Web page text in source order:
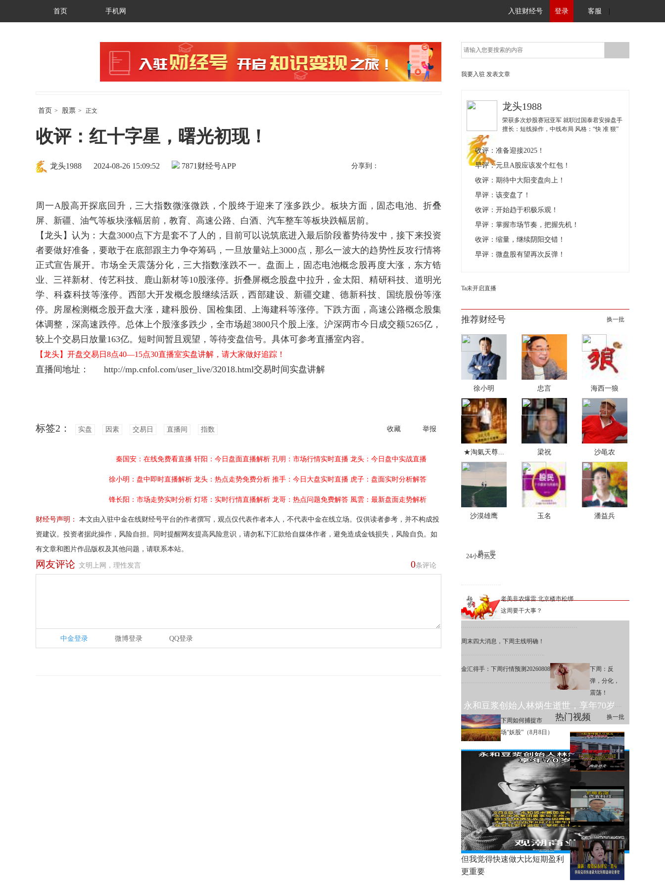
首页 手机网 入驻财经号 登录 客服
首页 > 股票 > 正文
收评：红十字星，曙光初现！
财经号APP
龙头1988 2024-08-26 15:09:52 7871 分享到：
周一A股高开探底回升，三大指数微涨微跌，个股终于迎来了涨多跌少。板块方面，固态电池、折叠
屏、新疆、油气等板块涨幅居前，教育、高速公路、白酒、汽车整车等板块跌幅居前。
【龙头】认为：大盘3000点下方是套不了人的，目前可以说筑底进入最后阶段蓄势待发中，接下来投资
者要做好准备，要敢于在底部跟主力争夺筹码，一旦放量站上3000点，那么一波大的趋势性反攻行情将
正式宣告展开。市场全天震荡分化，三大指数涨跌不一。盘面上，固态电池概念股再度大涨，东方锆
业、三祥新材、传艺科技、鹿山新材等10股涨停。折叠屏概念股盘中拉升，金太阳、精研科技、道明光
学、科森科技等涨停。西部大开发概念股继续活跃，西部建设、新疆交建、德新科技、国统股份等涨
停。房屋检测概念股开盘大涨，建科股份、国检集团、上海建科等涨停。下跌方面，高速公路概念股集
体调整，深高速跌停。总体上个股涨多跌少，全市场超3800只个股上涨。沪深两市今日成交额5265亿，
较上个交易日放量163亿。短时间暂且观望，等待变盘信号。具体可参考直播室内容。
【龙头】开盘交易日8点40—15点30直播室实盘讲解，请大家做好追踪！
直播间地址： http://mp.cnfol.com/user_live/32018.html交易时间实盘讲解
收藏 举报
标签2： 实盘 因素 交易日 直播间 指数
秦国安：在线免费看直播 轩阳：今日盘面直播解析 孔明：市场行情实时直播 龙头：今日盘中实战直播
徐小明：盘中即时直播解析 龙头：热点走势免费分析 推手：今日大盘实时直播 虎子：盘面实时分析解答
锋长阳：市场走势实时分析 灯塔：实时行情直播解析 龙哥：热点问题免费解答 風雲：最新盘面走势解析
财经号声明：
本文由入驻中金在线财经号平台的作者撰写，观点仅代表作者本人，不代表中金在线立场。仅供读者参考，并不构成投
资建议。投资者据此操作，风险自担。同时提醒网友提高风险意识，请勿私下汇款给自媒体作者，避免造成金钱损失，风险自负。如
有文章和图片作品版权及其他问题，请联系本站。
0条评论
网友评论 文明上网，理性发言
中金登录 微博登录 QQ登录
我要入驻 发表文章
龙头1988
荣获多次炒股赛冠亚军 就职过国泰君安操盘手
擅长：短线操作，中线布局 风格：“快 准 狠”
人以鱼也授人以渔
收评：准备迎接2025！
早评：元旦A股应该发个红包！
收评：期待中大阳变盘向上！
早评：该变盘了！
收评：开始趋于积极乐观！
早评：掌握市场节奏，把握先机！
收评：缩量，继续阴阳交错！
早评：微盘股有望再次反弹！
Ta未开启直播
推荐财经号 换一批
徐小明 忠言 海西一狼
★淘氣天尊... 梁祝 沙黾农
沙漠雄鹰 玉名 潘益兵
24小时热文
换一批
老美非农爆雷 北京楼市松绑
这周要干大事？
周末四大消息，下周主线明确！
金汇得手：下周行情预测20260808
下周：反
弹，分化，
震荡！
下周如何捕捉市
场“妖股”（8月8日）
热门视频 换一批
永和豆浆创始人林炳生逝世，享年70岁
A股存储巨头江波龙定增大幅溢
价，网友直呼：机构亏麻了！
下周大盘分析和交易策略！
徐新：投资京东时它一直亏，
但我觉得快速做大比短期盈利
更重要